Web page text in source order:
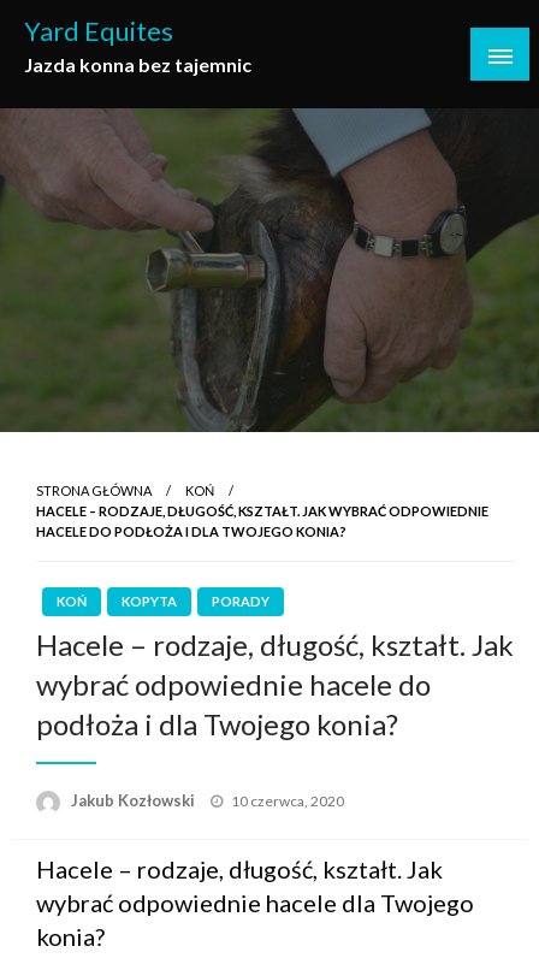
content
Yard Equites
Jazda konna bez tajemnic
STRONA GŁÓWNA
KOŃ
HACELE – RODZAJE, DŁUGOŚĆ, KSZTAŁT. JAK WYBRAĆ ODPOWIEDNIE
HACELE DO PODŁOŻA I DLA TWOJEGO KONIA?
KOŃ KOPYTA PORADY
Hacele – rodzaje, długość, kształt. Jak
wybrać odpowiednie hacele do
podłoża i dla Twojego konia?
Jakub Kozłowski
Opublikowane
10 czerwca, 2020
Hacele – rodzaje, długość, kształt. Jak
wybrać odpowiednie hacele dla Twojego
konia?